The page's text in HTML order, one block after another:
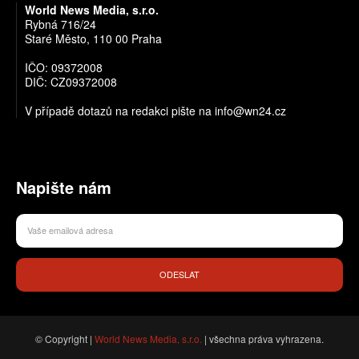
World News Media, s.r.o.
Rybná 716/24
Staré Město, 110 00 Praha
IČO: 09372008
DIČ: CZ09372008
V případě dotazů na redakci pište na info@wn24.cz
Napište nám
ODESLAT
© Copyright | World News Media, s.r.o. | všechna práva vyhrazena.